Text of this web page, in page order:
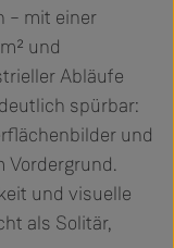
– mit einer
und
Abläufe
spürbar:
und
Vordergrund.
und visuelle
als Solitär,